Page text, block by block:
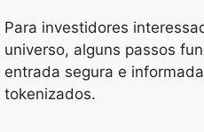
Para investidores
universo, alguns passos
entrada segura e
tokenizados.